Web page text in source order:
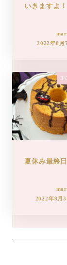
いきますよ！
2022年8月
夏休み最終日
2022年8月